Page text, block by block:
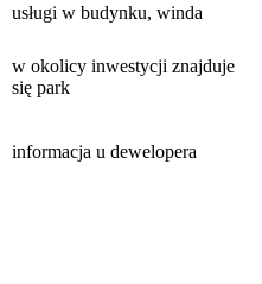
usługi w budynku, winda
w okolicy inwestycji znajduje
się park
informacja u dewelopera